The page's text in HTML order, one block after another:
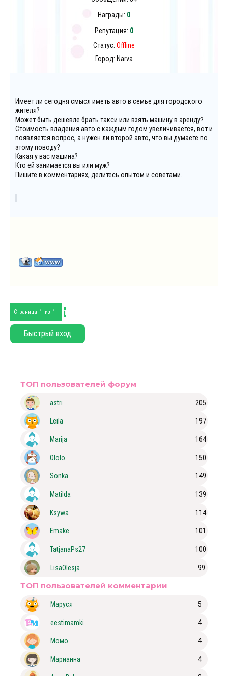
Награды: 0
Репутация: 0
Статус: Offline
Город: Narva
Имеет ли сегодня смысл иметь авто в семье для городского
жителя?
Может быть дешевле брать такси или взять машину в аренду?
Стоимость владения авто с каждым годом увеличивается, вот и
появляется вопрос, а нужен ли второй авто, что вы думаете по
этому поводу?
Какая у вас машина?
Кто ей занимается вы или муж?
Пишите в комментариях, делитесь опытом и советами.
Страница 1 из 1 1
ТОП пользователей форум
astri 205
Leila 197
Marija 164
Ololo 150
Sonka 149
Matilda 139
Ksywa 114
Emake 101
TatjanaPs27 100
LisaOlesja 99
ТОП пользователей комментарии
Маруся 5
eestimamki 4
Момо 4
Марианна 4